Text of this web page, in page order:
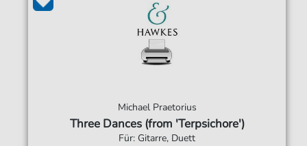
Michael Praetorius
Three Dances (from 'Terpsichore')
Für: Gitarre, Duett